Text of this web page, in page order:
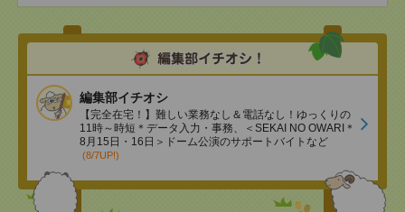
編集部イチオシ
【完全在宅！】難しい業務なし＆電話なし！ゆっくりの
11時～時短＊データ入力・事務、＜SEKAI NO OWARI＊
8月15日・16日＞ドーム公演のサポートバイトなど
(8/7UP!)